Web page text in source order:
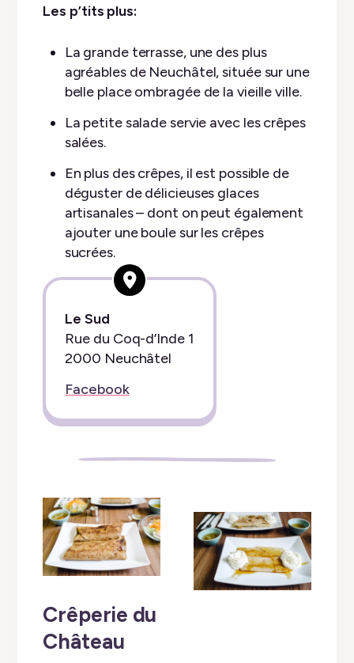
Les p’tits plus:
La grande terrasse, une des plus
agréables de Neuchâtel, située sur une
belle place ombragée de la vieille ville.
La petite salade servie avec les crêpes
salées.
En plus des crêpes, il est possible de
déguster de délicieuses glaces
artisanales – dont on peut également
ajouter une boule sur les crêpes
sucrées.
Le Sud
Rue du Coq-d’Inde 1
2000 Neuchâtel
Facebook
Crêperie du
Château